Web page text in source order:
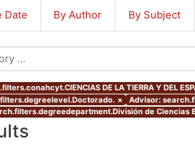
Date By Author By Subject
DE LA TIERRA Y DEL
× Advisor:
de Ciencias